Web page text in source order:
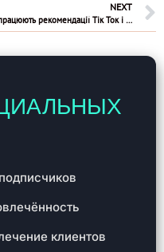
NEXT
Як працюють рекомендації Тік Ток і як їх налаштувати
клиентов